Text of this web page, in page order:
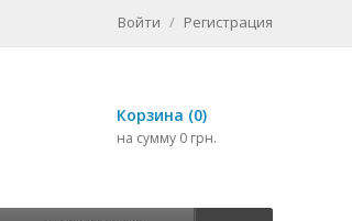
Войти / Регистрация
Корзина (0)
на сумму 0 грн.